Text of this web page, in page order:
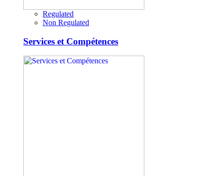
Regulated
Non Regulated
Services et Compétences